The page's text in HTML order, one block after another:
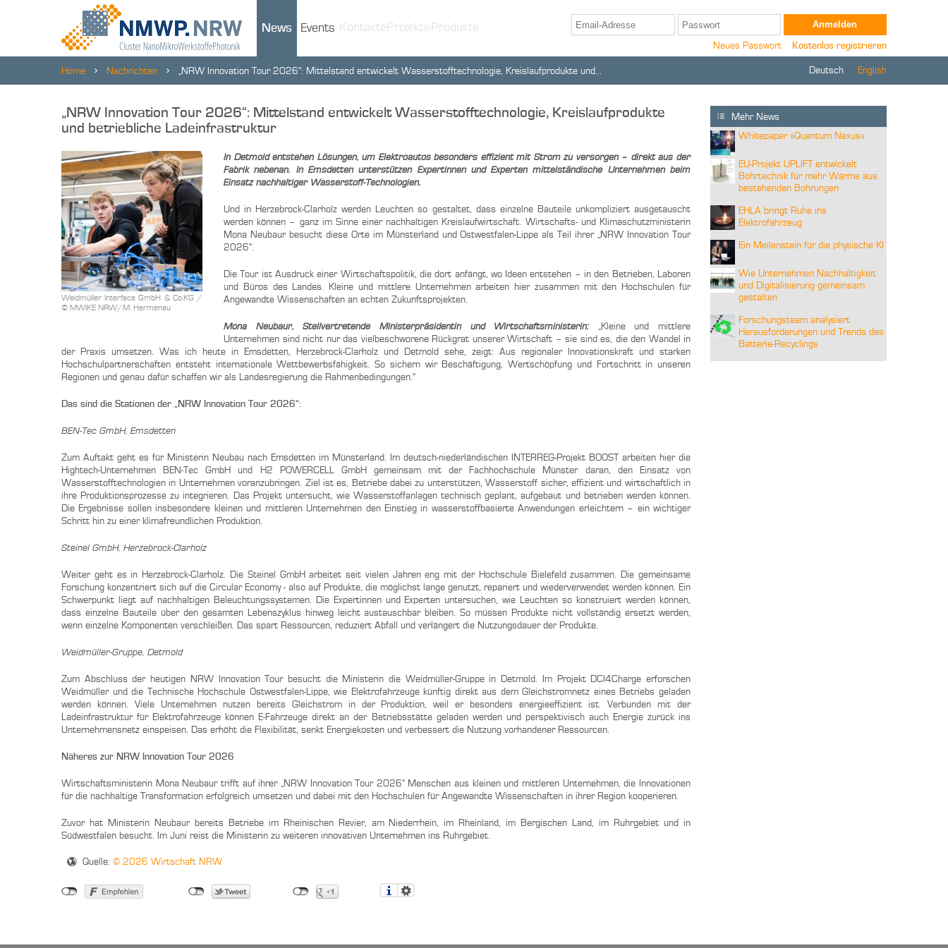
News Events Kontakte Projekte Produkte
Neues Passwort Kostenlos registrieren
Home Nachrichten „NRW Innovation Tour 2026“: Mittelstand entwickelt Wasserstofftechnologie, Kreislaufprodukte und... Deutsch English
„NRW Innovation Tour 2026“: Mittelstand entwickelt Wasserstofftechnologie, Kreislaufprodukte
und betriebliche Ladeinfrastruktur
Weidmüller Interface GmbH & Co.KG /
© MWIKE NRW/M. Hermenau
In Detmold entstehen Lösungen, um Elektroautos besonders effizient mit Strom zu versorgen – direkt aus der
Fabrik nebenan. In Emsdetten unterstützen Expertinnen und Experten mittelständische Unternehmen beim
Einsatz nachhaltiger Wasserstoff-Technologien.
Und in Herzebrock-Clarholz werden Leuchten so gestaltet, dass einzelne Bauteile unkompliziert ausgetauscht
werden können – ganz im Sinne einer nachhaltigen Kreislaufwirtschaft. Wirtschafts- und Klimaschutzministerin
Mona Neubaur besucht diese Orte im Münsterland und Ostwestfalen-Lippe als Teil ihrer „NRW Innovation Tour
2026“.
Die Tour ist Ausdruck einer Wirtschaftspolitik, die dort anfängt, wo Ideen entstehen – in den Betrieben, Laboren
und Büros des Landes. Kleine und mittlere Unternehmen arbeiten hier zusammen mit den Hochschulen für
Angewandte Wissenschaften an echten Zukunftsprojekten.
Mona Neubaur, Stellvertretende Ministerpräsidentin und Wirtschaftsministerin: „Kleine und mittlere
Unternehmen sind nicht nur das vielbeschworene Rückgrat unserer Wirtschaft – sie sind es, die den Wandel in
der Praxis umsetzen. Was ich heute in Emsdetten, Herzebrock-Clarholz und Detmold sehe, zeigt: Aus regionaler Innovationskraft und starken
Hochschulpartnerschaften entsteht internationale Wettbewerbsfähigkeit. So sichern wir Beschäftigung, Wertschöpfung und Fortschritt in unseren
Regionen und genau dafür schaffen wir als Landesregierung die Rahmenbedingungen.“
Das sind die Stationen der „NRW Innovation Tour 2026“:
BEN-Tec GmbH, Emsdetten
Zum Auftakt geht es für Ministerin Neubau nach Emsdetten im Münsterland. Im deutsch-niederländischen INTERREG-Projekt BOOST arbeiten hier die
Hightech-Unternehmen BEN‑Tec GmbH und H2 POWERCELL GmbH gemeinsam mit der Fachhochschule Münster daran, den Einsatz von
Wasserstofftechnologien in Unternehmen voranzubringen. Ziel ist es, Betriebe dabei zu unterstützen, Wasserstoff sicher, effizient und wirtschaftlich in
ihre Produktionsprozesse zu integrieren. Das Projekt untersucht, wie Wasserstoffanlagen technisch geplant, aufgebaut und betrieben werden können.
Die Ergebnisse sollen insbesondere kleinen und mittleren Unternehmen den Einstieg in wasserstoffbasierte Anwendungen erleichtern – ein wichtiger
Schritt hin zu einer klimafreundlichen Produktion.
Steinel GmbH, Herzebrock-Clarholz
Weiter geht es in Herzebrock-Clarholz. Die Steinel GmbH arbeitet seit vielen Jahren eng mit der Hochschule Bielefeld zusammen. Die gemeinsame
Forschung konzentriert sich auf die Circular Economy - also auf Produkte, die möglichst lange genutzt, repariert und wiederverwendet werden können. Ein
Schwerpunkt liegt auf nachhaltigen Beleuchtungssystemen. Die Expertinnen und Experten untersuchen, wie Leuchten so konstruiert werden können,
dass einzelne Bauteile über den gesamten Lebenszyklus hinweg leicht austauschbar bleiben. So müssen Produkte nicht vollständig ersetzt werden,
wenn einzelne Komponenten verschleißen. Das spart Ressourcen, reduziert Abfall und verlängert die Nutzungsdauer der Produkte.
Weidmüller-Gruppe, Detmold
Zum Abschluss der heutigen NRW Innovation Tour besucht die Ministerin die Weidmüller-Gruppe in Detmold. Im Projekt DCI4Charge erforschen
Weidmüller und die Technische Hochschule Ostwestfalen-Lippe, wie Elektrofahrzeuge künftig direkt aus dem Gleichstromnetz eines Betriebs geladen
werden können. Viele Unternehmen nutzen bereits Gleichstrom in der Produktion, weil er besonders energieeffizient ist. Verbunden mit der
Ladeinfrastruktur für Elektrofahrzeuge können E-Fahrzeuge direkt an der Betriebsstätte geladen werden und perspektivisch auch Energie zurück ins
Unternehmensnetz einspeisen. Das erhöht die Flexibilität, senkt Energiekosten und verbessert die Nutzung vorhandener Ressourcen.
Näheres zur NRW Innovation Tour 2026
Wirtschaftsministerin Mona Neubaur trifft auf ihrer „NRW Innovation Tour 2026“ Menschen aus kleinen und mittleren Unternehmen, die Innovationen
für die nachhaltige Transformation erfolgreich umsetzen und dabei mit den Hochschulen für Angewandte Wissenschaften in ihrer Region kooperieren.
Zuvor hat Ministerin Neubaur bereits Betriebe im Rheinischen Revier, am Niederrhein, im Rheinland, im Bergischen Land, im Ruhrgebiet und in
Südwestfalen besucht. Im Juni reist die Ministerin zu weiteren innovativen Unternehmen ins Ruhrgebiet.
Quelle: © 2026 Wirtschaft NRW
Mehr News
Whitepaper »Quantum Nexus«
EU-Projekt UPLIFT entwickelt
Bohrtechnik für mehr Wärme aus
bestehenden Bohrungen
EHLA bringt Ruhe ins
Elektrofahrzeug
Ein Meilenstein für die physische KI
Wie Unternehmen Nachhaltigkeit
und Digitalisierung gemeinsam
gestalten
Forschungsteam analysiert
Herausforderungen und Trends des
Batterie-Recyclings